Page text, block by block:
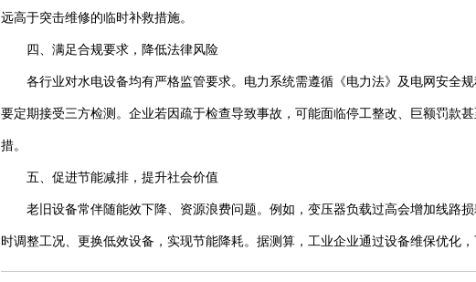
远高于突击维修的临时补救措施。
四、满足合规要求，降低法律风险
各行业对水电设备均有严格监管要求。电力系统需遵循《电力法》及电网安全
要定期接受三方检测。企业若因疏于检查导致事故，可能面临停工整改、巨额罚款
措。
五、促进节能减排，提升社会价值
老旧设备常伴随能效下降、资源浪费问题。例如，变压器负载过高会增加线路
时调整工况、更换低效设备，实现节能降耗。据测算，工业企业通过设备维保优化